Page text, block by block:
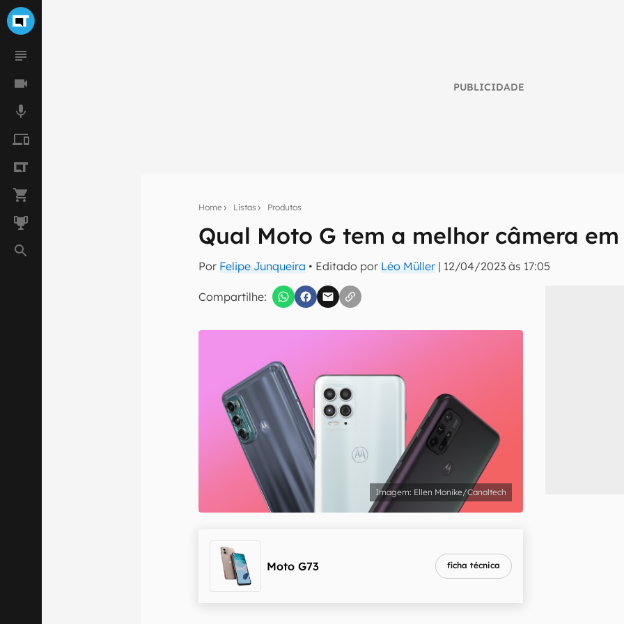
PUBLICIDADE
Home Listas Produtos
Qual Moto G tem a melhor câmera em
Por Felipe Junqueira • Editado por Léo Müller | 12/04/2023 às 17:05
Compartilhe:
Assine a newsletter do Canaltech e receba notícias e reviews sobre tecnologia
Confirmo que li, aceito e concordo com os Termos de Uso e Política de Privacidade do
Ellen Monike/Canaltech
Moto G73 ficha técnica